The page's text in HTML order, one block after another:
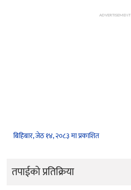
ADVERTISEMENT
बिहिबार, जेठ १४, २०८३ मा प्रकाशित
तपाईको प्रतिक्रिया